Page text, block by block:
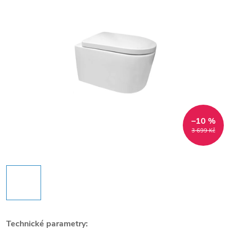
3 699 Kč
–10 %
Technické parametry: